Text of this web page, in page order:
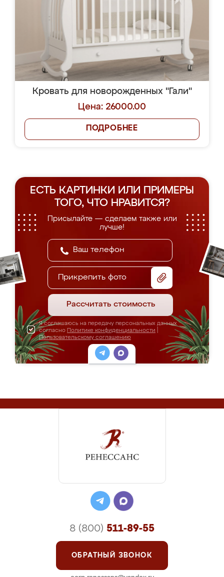
Кровать для новорожденных "Гали"
Цена: 26000.00
ПОДРОБНЕЕ
ЕСТЬ КАРТИНКИ ИЛИ ПРИМЕРЫ
ТОГО, ЧТО НРАВИТСЯ?
Присылайте — сделаем также или
лучше!
Прикрепить фото
Рассчитать стоимость
Я соглашаюсь на передачу персональных данных
согласно Политике конфиденциальности
Пользовательскому соглашению
8 (800) 511-89-55
ОБРАТНЫЙ ЗВОНОК